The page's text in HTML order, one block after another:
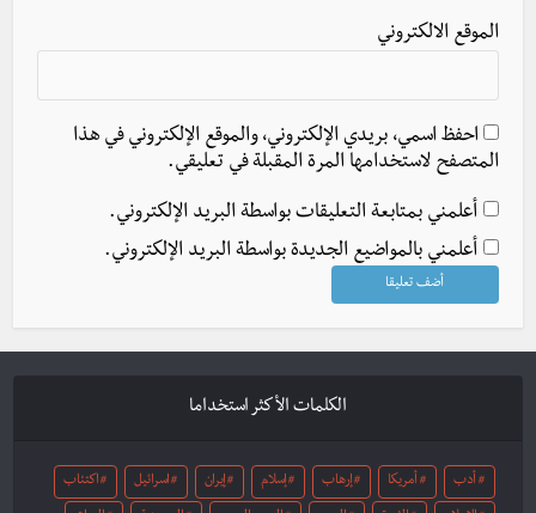
الموقع الالكتروني
احفظ اسمي، بريدي الإلكتروني، والموقع الإلكتروني في هذا
المتصفح لاستخدامها المرة المقبلة في تعليقي.
أعلمني بمتابعة التعليقات بواسطة البريد الإلكتروني.
أعلمني بالمواضيع الجديدة بواسطة البريد الإلكتروني.
الكلمات الأكثر استخداما
أدب أمريكا إرهاب إسلام إيران اسرائيل اكتئاب